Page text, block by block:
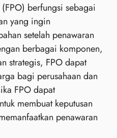
berfungsi sebagai
yang ingin
setelah penawaran
berbagai komponen,
strategis, FPO dapat
bagi perusahaan dan
FPO dapat
membuat keputusan
penawaran